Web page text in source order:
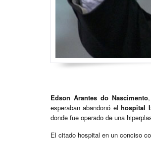
Edson Arantes do Nascimento,
esperaban abandonó elhospital
donde fue operado de una
El citado hospital en un conciso